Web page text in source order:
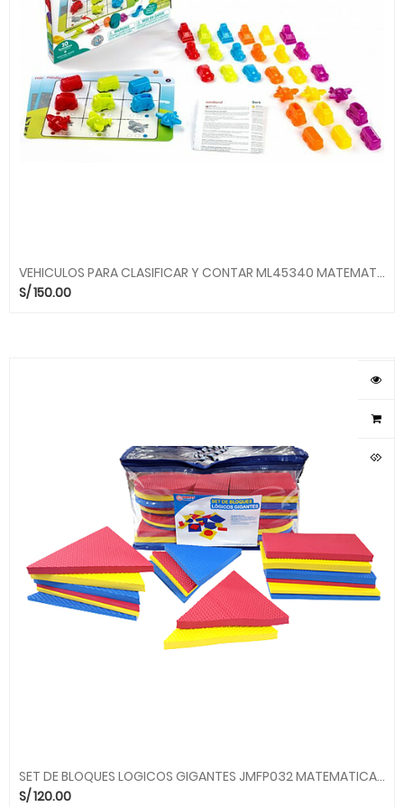
VEHICULOS PARA CLASIFICAR Y CONTAR ML45340 MATEMATICAS MINILAND
S/150.00
SET DE BLOQUES LOGICOS GIGANTES JMFP032 MATEMATICAS KIDDYS HOUSE
S/120.00